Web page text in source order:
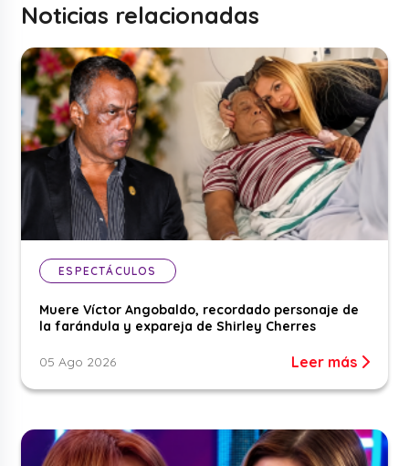
Noticias relacionadas
ESPECTÁCULOS
Muere Víctor Angobaldo, recordado personaje de
la farándula y expareja de Shirley Cherres
05 Ago 2026 Leer más